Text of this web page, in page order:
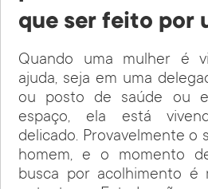
que ser feito por
Quando uma mulher é
ajuda, seja em uma
ou posto de saúde ou
espaço, ela está
delicado. Provavelmente o
homem, e o momento
busca por acolhimento é